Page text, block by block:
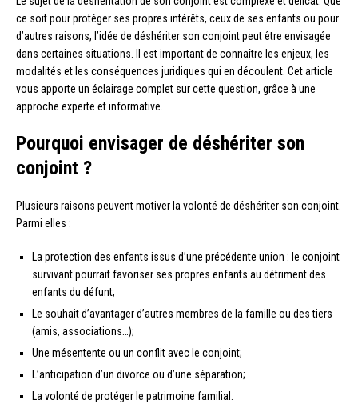
ce soit pour protéger ses propres intérêts, ceux de ses enfants ou pour
d’autres raisons, l’idée de déshériter son conjoint peut être envisagée
dans certaines situations. Il est important de connaître les enjeux, les
modalités et les conséquences juridiques qui en découlent. Cet article
vous apporte un éclairage complet sur cette question, grâce à une
approche experte et informative.
Pourquoi envisager de déshériter son
conjoint ?
Plusieurs raisons peuvent motiver la volonté de déshériter son conjoint.
Parmi elles :
La protection des enfants issus d’une précédente union : le conjoint
survivant pourrait favoriser ses propres enfants au détriment des
enfants du défunt;
Le souhait d’avantager d’autres membres de la famille ou des tiers
(amis, associations…);
Une mésentente ou un conflit avec le conjoint;
L’anticipation d’un divorce ou d’une séparation;
La volonté de protéger le patrimoine familial.